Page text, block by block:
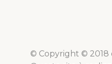
© Copyright © 2018